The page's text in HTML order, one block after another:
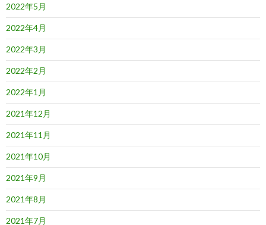
2022年5月
2022年4月
2022年3月
2022年2月
2022年1月
2021年12月
2021年11月
2021年10月
2021年9月
2021年8月
2021年7月